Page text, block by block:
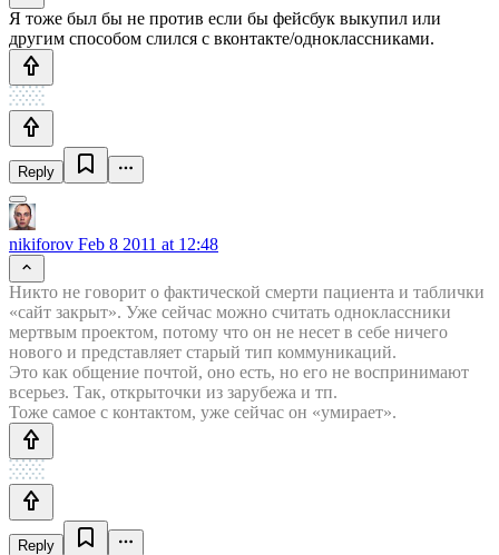
Я тоже был бы не против если бы фейсбук выкупил или
другим способом слился с вконтакте/одноклассниками.
Reply
nikiforov Feb 8 2011 at 12:48
Никто не говорит о фактической смерти пациента и таблички
«сайт закрыт». Уже сейчас можно считать одноклассники
мертвым проектом, потому что он не несет в себе ничего
нового и представляет старый тип коммуникаций.
Это как общение почтой, оно есть, но его не воспринимают
всерьез. Так, открыточки из зарубежа и тп.
Тоже самое с контактом, уже сейчас он «умирает».
Reply